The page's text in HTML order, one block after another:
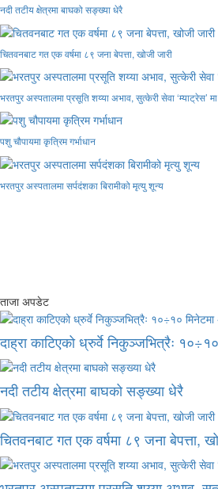
नदी तटीय क्षेत्रमा बाघको सङ्ख्या धेरै
चितवनबाट गत एक वर्षमा ८९ जना बेपत्ता, खोजी जारी
भरतपुर अस्पतालमा प्रसूति शय्या अभाव, सुत्केरी सेवा ‘म्याट्रेस’ मा
पशु चौपायमा कृत्रिम गर्भाधान
भरतपुर अस्पतालमा सर्पदंशका बिरामीको मृत्यु शून्य
ताजा अपडेट
दाह्रा काटिएको ध्रुर्वे निकुञ्जभित्रैः
नदी तटीय क्षेत्रमा बाघको सङ्ख्या धेरै
चितवनबाट गत एक वर्षमा ८९ जना बेपत्ता,